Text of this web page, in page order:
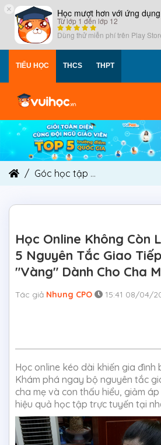
× Học mượt hơn với ứng
Từ lớp 1 đến lớp 12
Dùng thử miễn phí trên Play
TIỂU HỌC THCS THPT
Góc học tập
Học Online Không Còn
5 Nguyên Tắc Giao
"Vàng" Dành Cho Cha
Tác giả Nhung CPO 15:41 08/04/
Học online kéo dài khiến gia đình
Khám phá ngay bộ nguyên tắc
cha mẹ và con thấu hiểu, giảm
hiệu quả học tập trực tuyến tại